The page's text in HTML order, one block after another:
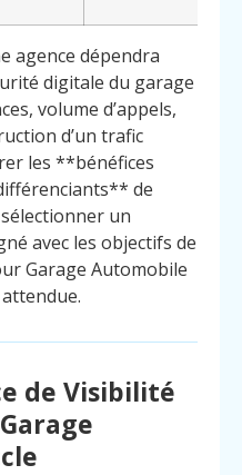
agence dépendra
digitale du garage
volume d’appels,
d’un trafic
les **bénéfices
de
un
avec les objectifs de
Garage Automobile
de Visibilité